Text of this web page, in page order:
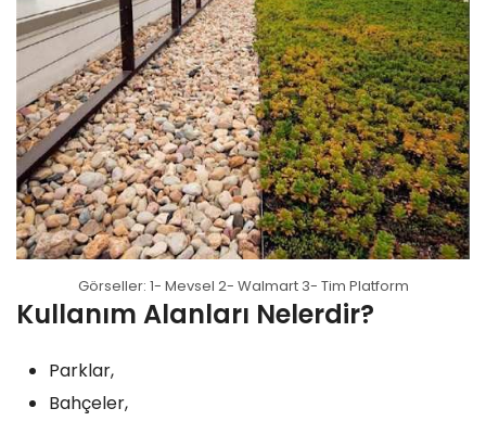
Görseller: 1- Mevsel 2- Walmart 3- Tim Platform
Kullanım Alanları Nelerdir?
Parklar,
Bahçeler,